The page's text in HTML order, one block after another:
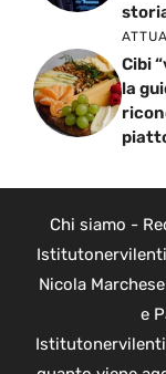
Cibi
la
Chi siamo -
Nicola
e